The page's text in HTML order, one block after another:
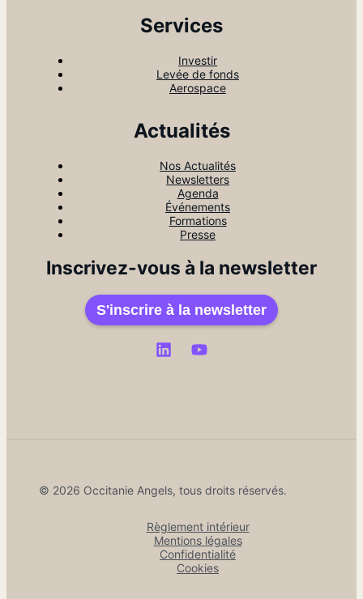
Services
Investir
Levée de fonds
Aerospace
Actualités
Nos Actualités
Newsletters
Agenda
Événements
Formations
Presse
Inscrivez-vous à la newsletter
S'inscrire à la newsletter
© 2026 Occitanie Angels, tous droits réservés.
Règlement intérieur
Mentions légales
Confidentialité
Cookies